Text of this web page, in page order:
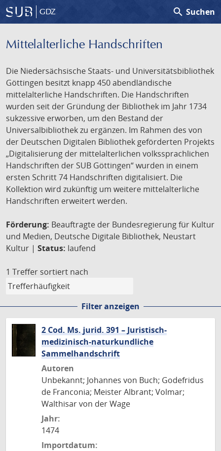
GDZ search Suchen
Mittelalterliche Handschriften
Die Niedersächsische Staats- und Universitätsbibliothek
Göttingen besitzt knapp 450 abendländische
mittelalterliche Handschriften. Die Handschriften
wurden seit der Gründung der Bibliothek im Jahr 1734
sukzessive erworben, um den Bestand der
Universalbibliothek zu ergänzen. Im Rahmen des von
der Deutschen Digitalen Bibliothek geförderten Projekts
„Digitalisierung der mittelalterlichen volkssprachlichen
Handschriften der SUB Göttingen“ wurden in einem
ersten Schritt 74 Handschriften digitalisiert. Die
Kollektion wird zukünftig um weitere mittelalterliche
Handschriften erweitert werden.
Förderung: Beauftragte der Bundesregierung für Kultur
und Medien, Deutsche Digitale Bibliothek, Neustart
Kultur | Status: laufend
1 Treffer sortiert nach
Filter anzeigen
2 Cod. Ms. jurid. 391 – Juristisch-
medizinisch-naturkundliche
Sammelhandschrift
Autoren
Unbekannt; Johannes von Buch; Godefridus
de Franconia; Meister Albrant; Volmar;
Walthisar von der Wage
Jahr:
1474
Importdatum: